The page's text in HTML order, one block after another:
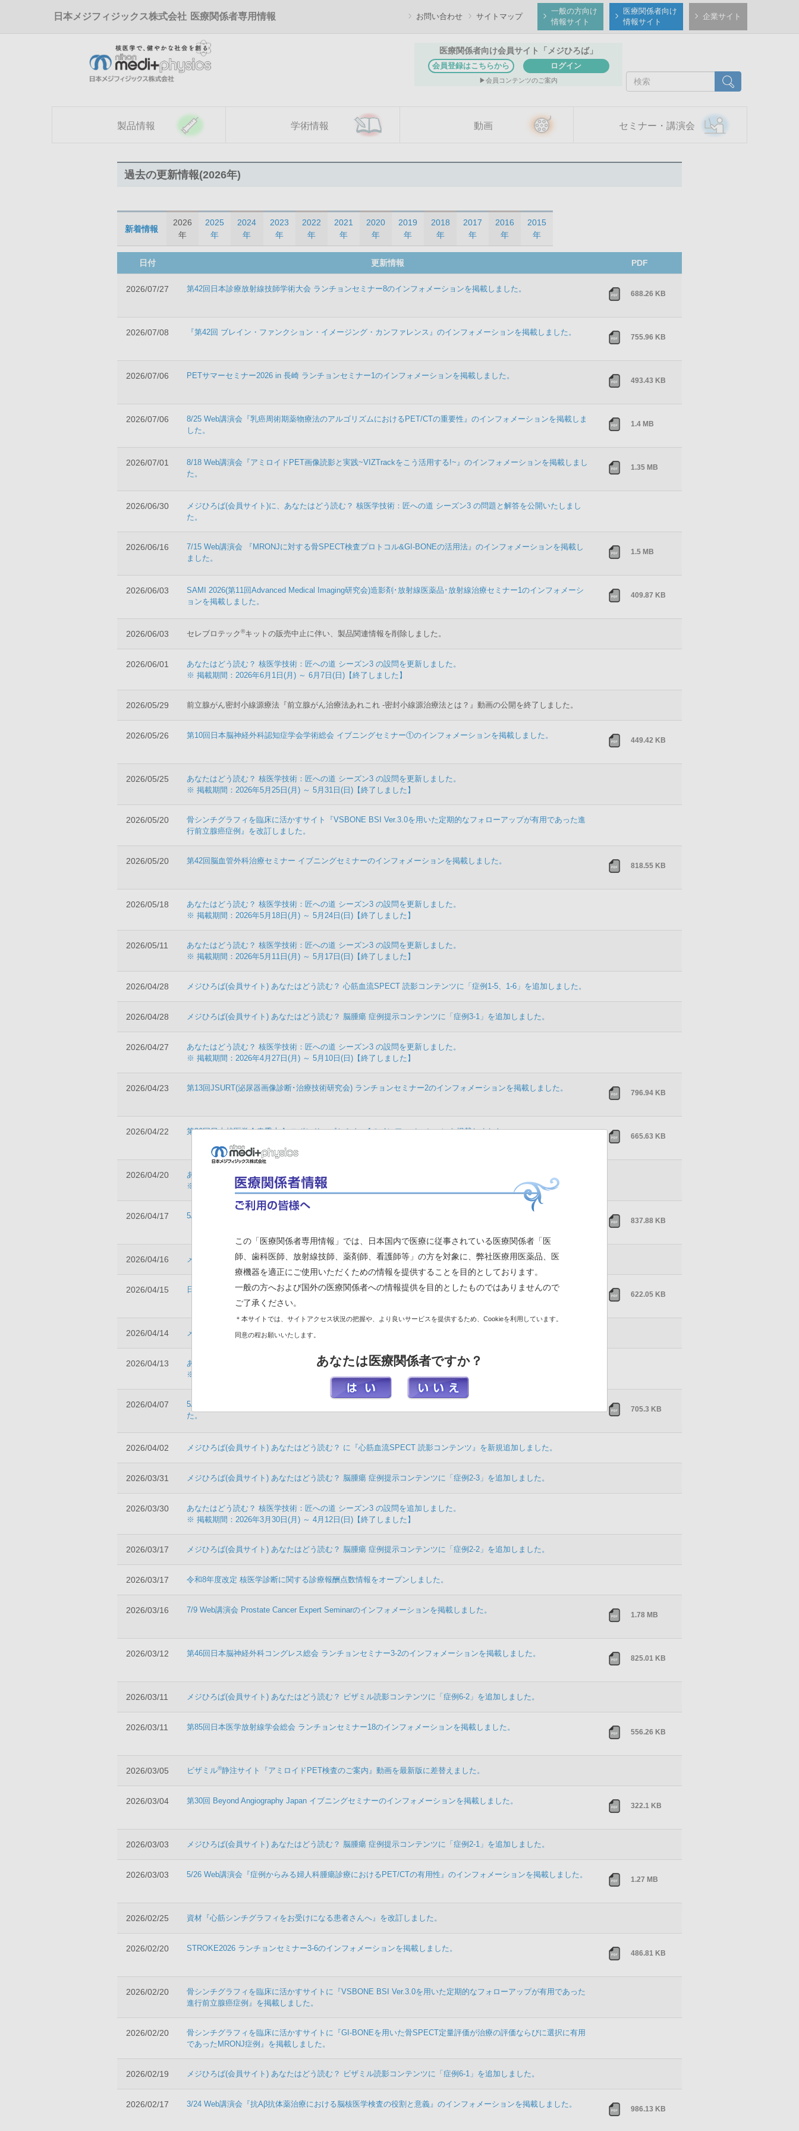
日本メジフィジックス株式会社 医療関係者専用情報 お問い合わせ サイトマップ
一般の方向け
情報サイト
医療関係者向け
情報サイト
企業サイト
医療関係者向け会員サイト 「メジひろば」
会員登録はこちらから ログイン
会員コンテンツのご案内
索
検索
製品情報 学術情報 動画 セミナー・講演会
過去の更新情報(2026年)
新着情報
2026
年
2025
年
2024
年
2023
年
2022
年
2021
年
2020
年
2019
年
2018
年
2017
年
2016
年
2015
年
日付 更新情報 PDF
2026/07/27 第42回日本診療放射線技師学術大会 ランチョンセミナー8のインフォメーションを掲載しました。
688.26 KB
2026/07/08 『第42回 ブレイン・ファンクション・イメージング・カンファレンス』のインフォメーションを掲載しました。
755.96 KB
2026/07/06 PETサマーセミナー2026 in 長崎 ランチョンセミナー1のインフォメーションを掲載しました。
493.43 KB
2026/07/06
8/25 Web講演会『乳癌周術期薬物療法のアルゴリズムにおけるPET/CTの重要性』のインフォメーションを掲載しま
した。
1.4 MB
2026/07/01
8/18 Web講演会『アミロイドPET画像読影と実践~VIZTrackをこう活用する!~』のインフォメーションを掲載しまし
た。
1.35 MB
2026/06/30
メジひろば(会員サイト)に、あなたはどう読む？ 核医学技術：匠への道 シーズン3 の問題と解答を公開いたしまし
た。
2026/06/16
7/15 Web講演会 『MRONJに対する骨SPECT検査プロトコル&GI-BONEの活用法』のインフォメーションを掲載し
ました。
1.5 MB
2026/06/03
SAMI 2026(第11回Advanced Medical Imaging研究会)造影剤･放射線医薬品･放射線治療セミナー1のインフォメーシ
ョンを掲載しました。
409.87 KB
2026/06/03 セレブロテック®キットの販売中止に伴い、製品関連情報を削除しました。
2026/06/01
あなたはどう読む？ 核医学技術：匠への道 シーズン3 の設問を更新しました。
※ 掲載期間：2026年6月1日(月) ～ 6月7日(日)【終了しました】
2026/05/29 前立腺がん密封小線源療法『前立腺がん治療法あれこれ -密封小線源治療法とは？』動画の公開を終了しました。
2026/05/26 第10回日本脳神経外科認知症学会学術総会 イブニングセミナー①のインフォメーションを掲載しました。
449.42 KB
2026/05/25
あなたはどう読む？ 核医学技術：匠への道 シーズン3 の設問を更新しました。
※ 掲載期間：2026年5月25日(月) ～ 5月31日(日)【終了しました】
2026/05/20
骨シンチグラフィを臨床に活かすサイト『VSBONE BSI Ver.3.0を用いた定期的なフォローアップが有用であった進
行前立腺癌症例』を改訂しました。
2026/05/20 第42回脳血管外科治療セミナー イブニングセミナーのインフォメーションを掲載しました。
818.55 KB
2026/05/18
あなたはどう読む？ 核医学技術：匠への道 シーズン3 の設問を更新しました。
※ 掲載期間：2026年5月18日(月) ～ 5月24日(日)【終了しました】
2026/05/11
あなたはどう読む？ 核医学技術：匠への道 シーズン3 の設問を更新しました。
※ 掲載期間：2026年5月11日(月) ～ 5月17日(日)【終了しました】
2026/04/28 メジひろば(会員サイト) あなたはどう読む？ 心筋血流SPECT 読影コンテンツに「症例1-5、1-6」を追加しました。
2026/04/28 メジひろば(会員サイト) あなたはどう読む？ 脳腫瘍 症例提示コンテンツに「症例3-1」を追加しました。
2026/04/27
あなたはどう読む？ 核医学技術：匠への道 シーズン3 の設問を更新しました。
※ 掲載期間：2026年4月27日(月) ～ 5月10日(日)【終了しました】
2026/04/23 第13回JSURT(泌尿器画像診断･治療技術研究会) ランチョンセミナー2のインフォメーションを掲載しました。
796.94 KB
2026/04/22 第26回日本核医学会春季大会 スポンサーズセミナー1のインフォメーションを掲載しました。
665.63 KB
2026/04/20
あなたはどう読む？ 核医学技術：匠への道 シーズン3 の設問を更新しました。
※ 掲載期間：2026年4月20日(月) ～ 4月26日(日)【終了しました】
2026/04/17 5/25 Web講演会『アキュミン静注で何がみえるのか:臨床現場からの視点』のインフォメーションを掲載しました。
837.88 KB
2026/04/16 メジひろば(会員サイト) あなたはどう読む？ 心筋血流SPECT 読影コンテンツに「症例1-3、1-4」を追加しました。
2026/04/15 日本放射線腫瘍学会小線源治療部会第28回学術大会 アフタヌーンセミナーのインフォメーションを掲載しました。
622.05 KB
2026/04/14 メジひろば(会員サイト) あなたはどう読む？ 認知症 症例提示コンテンツに「症例4-1」を追加しました。
2026/04/13
あなたはどう読む？ 核医学技術：匠への道 シーズン3 の設問を更新しました。
※ 掲載期間：2026年4月13日(月) ～ 4月19日(日)【終了しました】
2026/04/07
5/29 Web講演会『抗Aβ抗体薬時代における鑑別診断とDaTSCANの重要性』のインフォメーションを掲載しまし
た。
705.3 KB
2026/04/02 メジひろば(会員サイト) あなたはどう読む？ に『心筋血流SPECT 読影コンテンツ』を新規追加しました。
2026/03/31 メジひろば(会員サイト) あなたはどう読む？ 脳腫瘍 症例提示コンテンツに「症例2-3」を追加しました。
2026/03/30
あなたはどう読む？ 核医学技術：匠への道 シーズン3 の設問を追加しました。
※ 掲載期間：2026年3月30日(月) ～ 4月12日(日)【終了しました】
2026/03/17 メジひろば(会員サイト) あなたはどう読む？ 脳腫瘍 症例提示コンテンツに「症例2-2」を追加しました。
2026/03/17 令和8年度改定 核医学診断に関する診療報酬点数情報をオープンしました。
2026/03/16 7/9 Web講演会 Prostate Cancer Expert Seminarのインフォメーションを掲載しました。
1.78 MB
2026/03/12 第46回日本脳神経外科コングレス総会 ランチョンセミナー3-2のインフォメーションを掲載しました。
825.01 KB
2026/03/11 メジひろば(会員サイト) あなたはどう読む？ ビザミル読影コンテンツに「症例6-2」を追加しました。
2026/03/11 第85回日本医学放射線学会総会 ランチョンセミナー18のインフォメーションを掲載しました。
556.26 KB
2026/03/05 ビザミル®静注サイト『アミロイドPET検査のご案内』動画を最新版に差替えました。
2026/03/04 第30回 Beyond Angiography Japan イブニングセミナーのインフォメーションを掲載しました。
322.1 KB
2026/03/03 メジひろば(会員サイト) あなたはどう読む？ 脳腫瘍 症例提示コンテンツに「症例2-1」を追加しました。
2026/03/03 5/26 Web講演会『症例からみる婦人科腫瘍診療におけるPET/CTの有用性』のインフォメーションを掲載しました。
1.27 MB
2026/02/25 資材『心筋シンチグラフィをお受けになる患者さんへ』を改訂しました。
2026/02/20 STROKE2026 ランチョンセミナー3-6のインフォメーションを掲載しました。
486.81 KB
2026/02/20
骨シンチグラフィを臨床に活かすサイトに『VSBONE BSI Ver.3.0を用いた定期的なフォローアップが有用であった
進行前立腺癌症例』を掲載しました。
2026/02/20
骨シンチグラフィを臨床に活かすサイトに『GI-BONEを用いた骨SPECT定量評価が治療の評価ならびに選択に有用
であったMRONJ症例』を掲載しました。
2026/02/19 メジひろば(会員サイト) あなたはどう読む？ ビザミル読影コンテンツに「症例6-1」を追加しました。
2026/02/17 3/24 Web講演会『抗Aβ抗体薬治療における脳核医学検査の役割と意義』のインフォメーションを掲載しました。
986.13 KB
この「医療関係者専用情報」では、日本国内で医療に従事されている医療関係者「医
師、歯科医師、放射線技師、薬剤師、看護師等」の方を対象に、弊社医療用医薬品、医
療機器を適正にご使用いただくための情報を提供することを目的としております。
一般の方へおよび国外の医療関係者への情報提供を目的としたものではありませんので
ご了承ください。
＊本サイトでは、サイトアクセス状況の把握や、より良いサービスを提供するため、Cookieを利用しています。
同意の程お願いいたします。
あなたは医療関係者ですか？